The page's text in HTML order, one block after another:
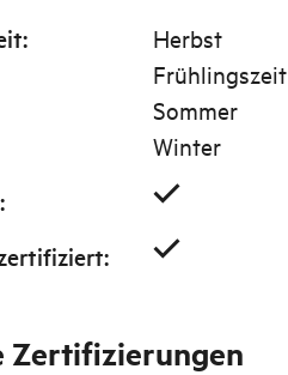
:
Herbst
Frühlingszeit
Sommer
Winter
:
:
Zertifizierungen